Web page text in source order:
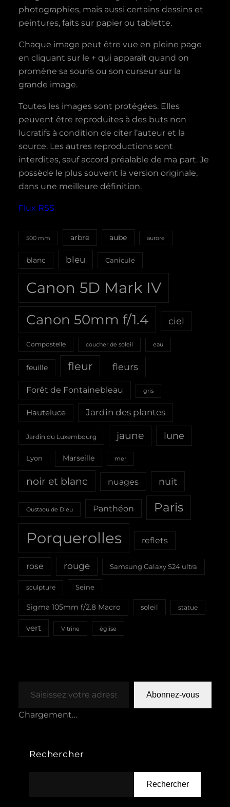
photographies, mais aussi certains dessins et
peintures, faits sur papier ou tablette.
Chaque image peut être vue en pleine page
en cliquant sur le + qui apparaît quand on
promène sa souris ou son curseur sur la
grande image.
Toutes les images sont protégées. Elles
peuvent être reproduites à des buts non
lucratifs à condition de citer l’auteur et la
source. Les autres reproductions sont
interdites, sauf accord préalable de ma part. Je
possède le plus souvent la version originale,
dans une meilleure définition.
Flux RSS
500 mm arbre aube aurore
blanc bleu Canicule
Canon 5D Mark IV
Canon 50mm f/1.4 ciel
Compostelle coucher de soleil eau
feuille fleur fleurs
Forêt de Fontainebleau gris
Hauteluce Jardin des plantes
Jardin du Luxembourg jaune lune
Lyon Marseille mer
noir et blanc nuages nuit
Oustaou de Dieu Panthéon Paris
Porquerolles reflets
rose rouge Samsung Galaxy S24 ultra
sculpture Seine
Sigma 105mm f/2.8 Macro soleil statue
vert Vitrine église
Abonnez-vous
Chargement…
Rechercher
Rechercher